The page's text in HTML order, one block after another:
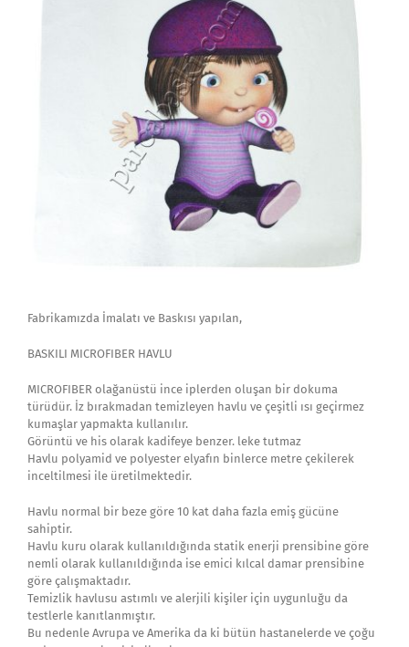
Fabrikamızda İmalatı ve Baskısı yapılan,
BASKILI MICROFIBER HAVLU
MICROFIBER olağanüstü ince iplerden oluşan bir dokuma
türüdür. İz bırakmadan temizleyen havlu ve çeşitli ısı geçirmez
kumaşlar yapmakta kullanılır.
Görüntü ve his olarak kadifeye benzer. leke tutmaz
Havlu polyamid ve polyester elyafın binlerce metre çekilerek
inceltilmesi ile üretilmektedir.
Havlu normal bir beze göre 10 kat daha fazla emiş gücüne
sahiptir.
Havlu kuru olarak kullanıldığında statik enerji prensibine göre
nemli olarak kullanıldığında ise emici kılcal damar prensibine
göre çalışmaktadır.
Temizlik havlusu astımlı ve alerjili kişiler için uygunluğu da
testlerle kanıtlanmıştır.
Bu nedenle Avrupa ve Amerika da ki bütün hastanelerde ve çoğu